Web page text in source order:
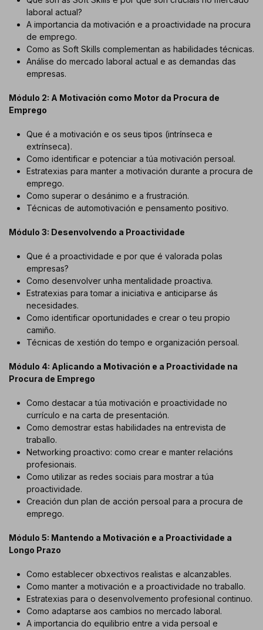
laboral actual?
A importancia da motivación e a proactividade na procura
de emprego.
Como as Soft Skills complementan as habilidades técnicas.
Análise do mercado laboral actual e as demandas das
empresas.
Módulo 2: A Motivación como Motor da Procura de
Emprego
Que é a motivación e os seus tipos (intrínseca e
extrínseca).
Como identificar e potenciar a túa motivación persoal.
Estratexias para manter a motivación durante a procura de
emprego.
Como superar o desánimo e a frustración.
Técnicas de automotivación e pensamento positivo.
Módulo 3: Desenvolvendo a Proactividade
Que é a proactividade e por que é valorada polas
empresas?
Como desenvolver unha mentalidade proactiva.
Estratexias para tomar a iniciativa e anticiparse ás
necesidades.
Como identificar oportunidades e crear o teu propio
camiño.
Técnicas de xestión do tempo e organización persoal.
Módulo 4: Aplicando a Motivación e a Proactividade na
Procura de Emprego
Como destacar a túa motivación e proactividade no
currículo e na carta de presentación.
Como demostrar estas habilidades na entrevista de
traballo.
Networking proactivo: como crear e manter relacións
profesionais.
Como utilizar as redes sociais para mostrar a túa
proactividade.
Creación dun plan de acción persoal para a procura de
emprego.
Módulo 5: Mantendo a Motivación e a Proactividade a
Longo Prazo
Como establecer obxectivos realistas e alcanzables.
Como manter a motivación e a proactividade no traballo.
Estratexias para o desenvolvemento profesional continuo.
Como adaptarse aos cambios no mercado laboral.
A importancia do equilibrio entre a vida persoal e